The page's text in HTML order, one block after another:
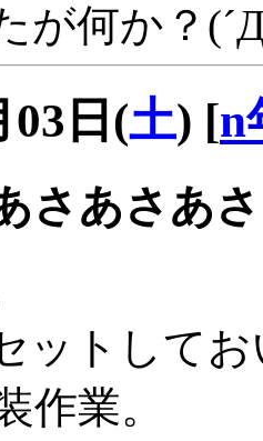
が何か？
03日(土) [n
さあさあ
ットして
作業。